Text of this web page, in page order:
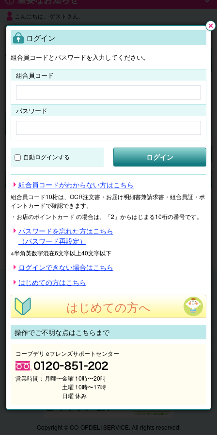
こんにちは、ゲストさん。
よくある質問
ログイン
チケット マイページ
検索
申し訳ございません。 現在、該当商品は、お取扱いしておりません。
マイページ 注文履歴
抽選結果
請求内容
チケット
くらしのサービス
このサイトの使い方
マイページ
Copyright © CO-OPDELI SERVICE. All rights reserved.
ログイン
組合員コードとパスワードを入力してください。
組合員コード
パスワード
自動ログインする ログイン
組合員コードがわからない方はこちら
組合員コード10桁は、OCR注文書・お届け明細書兼請求書・組合員証・ポ
イントカードで確認できます。
・お店のポイントカード の場合は、「2」からはじまる10桁の番号です。
パスワードを忘れた方はこちら
（パスワード再設定）
※半角英数字混在6文字以上40文字以下
ログインできない場合はこちら
はじめての方はこちら
はじめての方へ
操作でご不明な点はこちらまで
コープデリ eフレンズサポートセンター
営業時間： 月曜〜金曜 10時〜20時
土曜 10時〜17時
日曜 休み